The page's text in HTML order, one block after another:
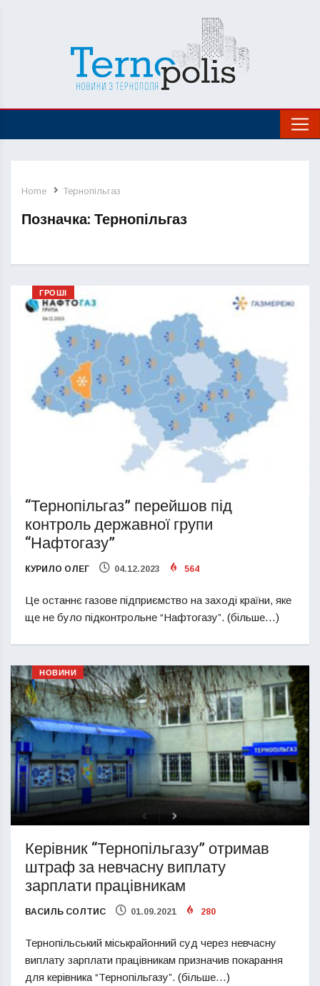
Home Тернопільгаз
Позначка: Тернопільгаз
ГРОШІ
“Тернопільгаз” перейшов під
контроль державної групи
“Нафтогазу”
КУРИЛО ОЛЕГ 04.12.2023 564
Це останнє газове підприємство на заході країни, яке
ще не було підконтрольне “Нафтогазу”. (більше…)
НОВИНИ
Керівник “Тернопільгазу” отримав
штраф за невчасну виплату
зарплати працівникам
ВАСИЛЬ СОЛТИС 01.09.2021 280
Тернопільський міськрайонний суд через невчасну
виплату зарплати працівникам призначив покарання
для керівника “Тернопільгазу”. (більше…)